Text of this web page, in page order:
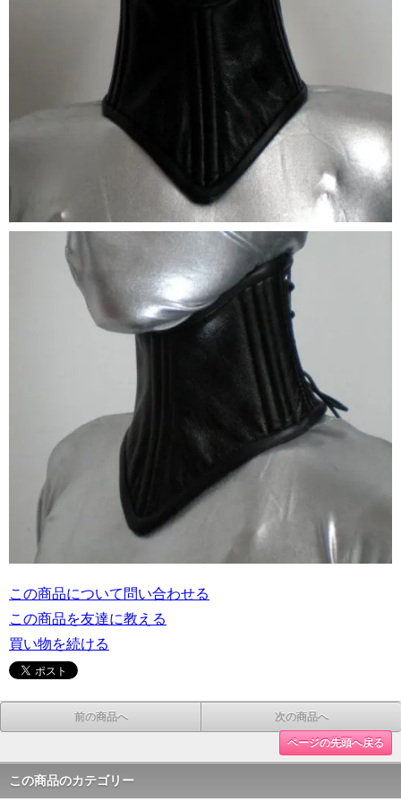
この商品について問い合わせる
この商品を友達に教える
買い物を続ける
前の商品へ 次の商品へ
ページの先頭へ戻る
この商品のカテゴリー